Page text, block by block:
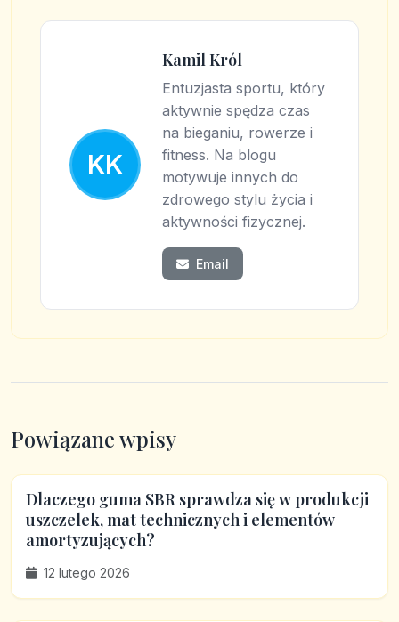
KK
Kamil Król
Entuzjasta sportu, który
aktywnie spędza czas
na bieganiu, rowerze i
fitness. Na blogu
motywuje innych do
zdrowego stylu życia i
aktywności fizycznej.
Email
Powiązane wpisy
Dlaczego guma SBR sprawdza się w produkcji
uszczelek, mat technicznych i elementów
amortyzujących?
12 lutego 2026